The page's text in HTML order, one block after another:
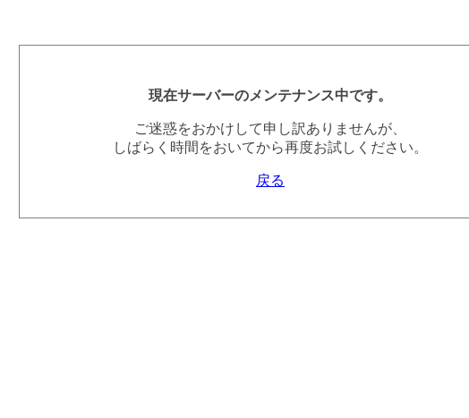
現在サーバーのメンテナンス中です。
ご迷惑をおかけして申し訳ありませんが、
しばらく時間をおいてから再度お試しください。
戻る